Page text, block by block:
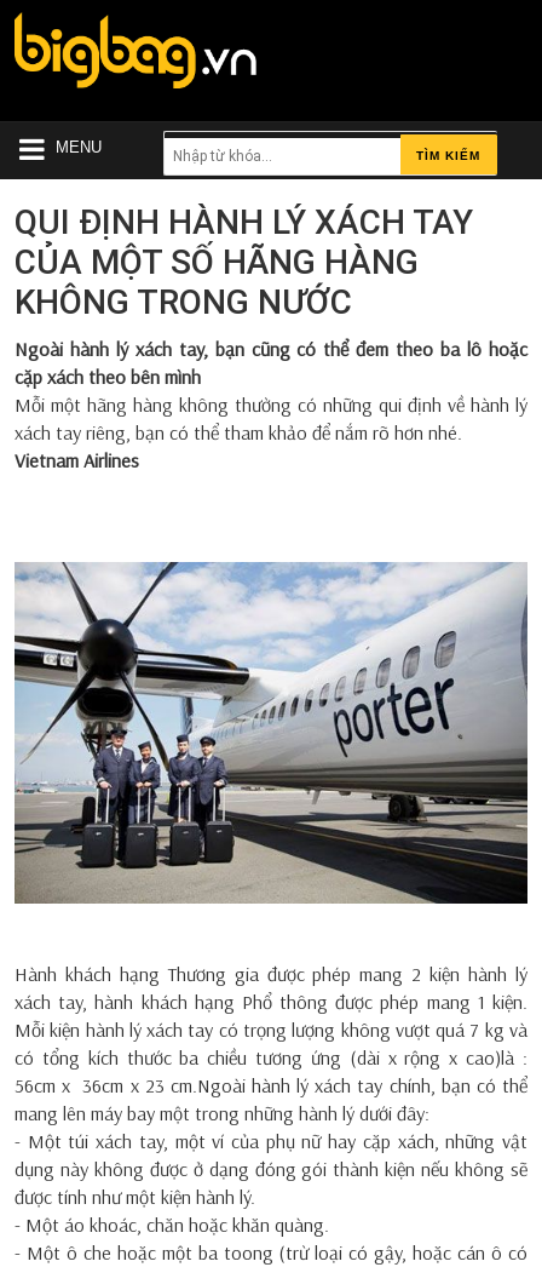
MENU TÌM KIẾM
QUI ĐỊNH HÀNH LÝ XÁCH TAY
CỦA MỘT SỐ HÃNG HÀNG
KHÔNG TRONG NƯỚC
Ngoài hành lý xách tay, bạn cũng có thể đem theo ba lô hoặc
cặp xách theo bên mình
Mỗi một hãng hàng không thường có những qui định về hành lý
xách tay riêng, bạn có thể tham khảo để nắm rõ hơn nhé.
Vietnam Airlines
Hành khách hạng Thương gia được phép mang 2 kiện hành lý
xách tay, hành khách hạng Phổ thông được phép mang 1 kiện.
Mỗi kiện hành lý xách tay có trọng lượng không vượt quá 7 kg và
có tổng kích thước ba chiều tương ứng (dài x rộng x cao)là :
56cm x 36cm x 23 cm.Ngoài hành lý xách tay chính, bạn có thể
mang lên máy bay một trong những hành lý dưới đây:
- Một túi xách tay, một ví của phụ nữ hay cặp xách, những vật
dụng này không được ở dạng đóng gói thành kiện nếu không sẽ
được tính như một kiện hành lý.
- Một áo khoác, chăn hoặc khăn quàng.
- Một ô che hoặc một ba toong (trừ loại có gậy, hoặc cán ô có